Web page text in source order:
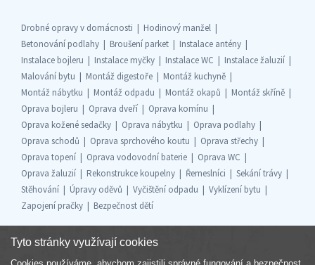
Drobné opravy v domácnosti
Hodinový manžel
Betonování podlahy
Broušení parket
Instalace antény
Instalace bojleru
Instalace myčky Instalace WC
Instalace žaluzií
Malování bytu
Montáž digestoře
Montáž kuchyně
Montáž nábytku
Montáž odpadu Montáž okapů
Montáž skříně
Oprava bojleru
Oprava dveří
Oprava komínu
Oprava kožené sedačky
Oprava nábytku
Oprava podlahy
Oprava schodů
Oprava sprchového koutu
Oprava střechy
Oprava topení
Oprava vodovodní baterie
Oprava WC
Oprava žaluzií
Rekonstrukce koupelny Řemeslníci
Sekání trávy
Stěhování
Úpravy oděvů Vyčištění odpadu
Vyklízení bytu
Zapojení pračky
Bezpečnost dětí
Tyto stránky využívají cookies